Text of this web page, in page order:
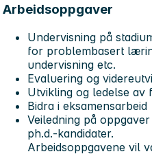
Arbeidsoppgaver
Undervisning på
for problembasert
undervisning etc.
Evaluering og
Utvikling og ledelse av
Bidra i eksamensarbeid
Veiledning på
ph.d.-kandidater.
Arbeidsoppgavene vil